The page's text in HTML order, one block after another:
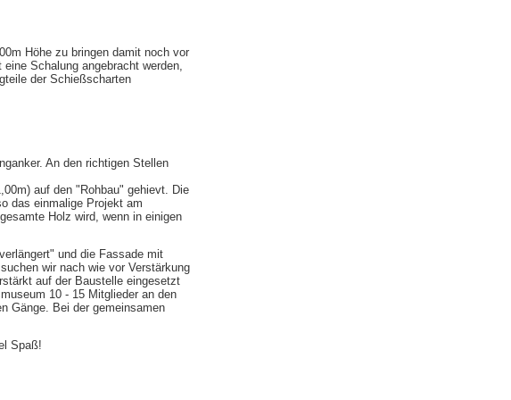
Höhe zu bringen damit noch vor
Schalung angebracht werden,
der Schießscharten
An den richtigen Stellen
auf den "Rohbau" gehievt. Die
das einmalige Projekt am
Holz wird, wenn in einigen
und die Fassade mit
wir nach wie vor Verstärkung
auf der Baustelle eingesetzt
10 - 15 Mitglieder an den
Gänge. Bei der gemeinsamen
Spaß!